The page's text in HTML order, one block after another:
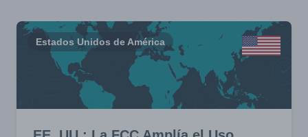
Estados Unidos de América